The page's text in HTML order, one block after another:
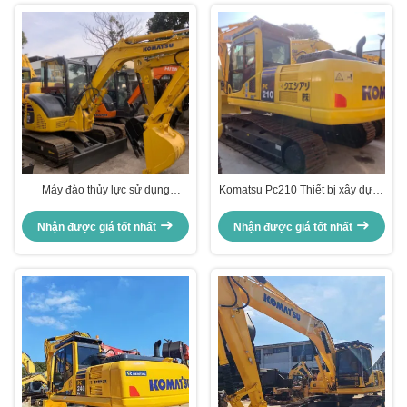
Máy đào thủy lực sử dụng
nền tảng
Nhận được giá tốt nhất
Komatsu Pc210 Thiết bị xây dựng
Nhận được giá tốt nhất